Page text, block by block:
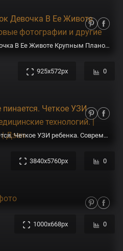
Новорожденный Ребенок Девочка В Ее Животе Крупным Планом — стоковые фотографии и другие картинки Белый - iStock
925x572px 0
Как младенец в животе пинается. Четкое УЗИ ребенка. Современные медицинские технологий. | Дневник молодого папки | Дзен
3840x5760px 0
1000x668px 0